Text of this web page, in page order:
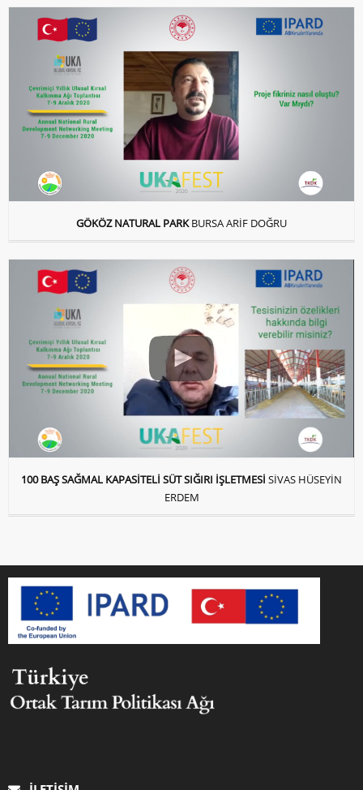
GÖKÖZ NATURAL PARK BURSA ARİF DOĞRU
100 BAŞ SAĞMAL KAPASİTELİ SÜT SIĞIRI İŞLETMESİ SİVAS HÜSEYİN
ERDEM